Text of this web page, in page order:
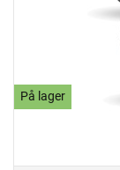
På lager